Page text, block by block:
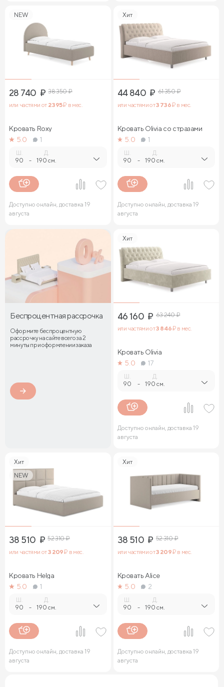
NEW
28 740 ₽ 38 350₽
или частями от 2 395₽ в мес.
Кровать Roxy
5.0
1
90 -
Д.
190 см.
Доступно онлайн, доставка 19
августа
Хит
44 840 ₽ 61 350₽
или частями от3 736₽ в мес.
Кровать Olivia со стразами
5.0
1
90 -
Д.
190 см.
Доступно онлайн, доставка 19
августа
Беспроцентная рассрочка
Оформите беспроцентную
рассрочку на сайте всего за 2
минуты при оформлении заказа
Хит
46 160 ₽ 63 240₽
или частями от3 846₽ в мес.
Кровать Olivia
5.0
17
90 -
Д.
190 см.
Доступно онлайн, доставка 19
августа
Хит
NEW
38 510 ₽ 52 310₽
или частями от3 209₽ в мес.
Кровать Helga
5.0
1
90 -
Д.
190 см.
Доступно онлайн, доставка 19
августа
Хит
38 510 ₽ 52 310₽
или частями от3 209₽ в мес.
Кровать Alice
5.0
2
90 -
Д.
190 см.
Доступно онлайн, доставка 19
августа